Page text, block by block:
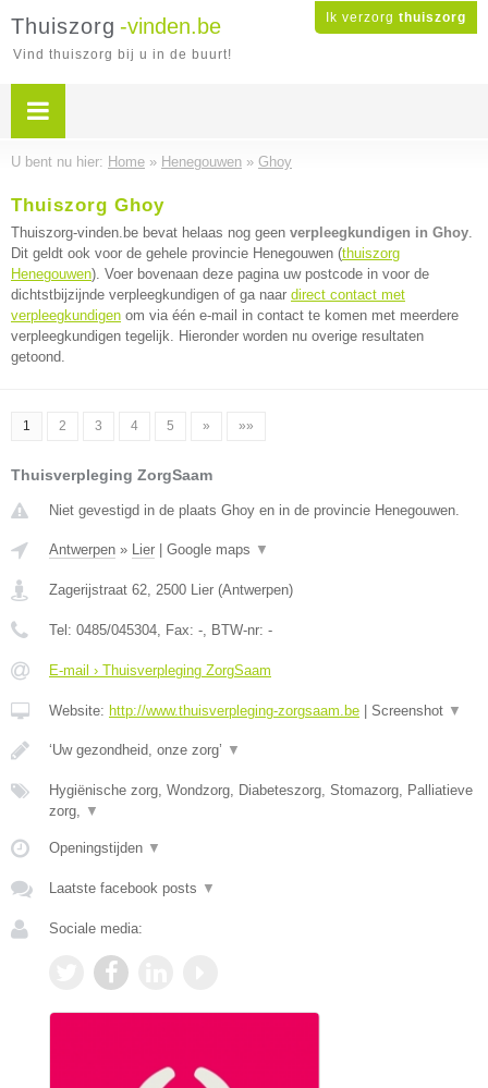
Ik verzorg thuiszorg
Thuiszorg -vinden.be
Vind thuiszorg bij u in de buurt!
U bent nu hier: Home » Henegouwen » Ghoy
Thuiszorg Ghoy
Thuiszorg-vinden.be bevat helaas nog geen verpleegkundigen in Ghoy.
Dit geldt ook voor de gehele provincie Henegouwen (thuiszorg
Henegouwen). Voer bovenaan deze pagina uw postcode in voor de
dichtstbijzijnde verpleegkundigen of ga naar direct contact met
verpleegkundigen om via één e-mail in contact te komen met meerdere
verpleegkundigen tegelijk. Hieronder worden nu overige resultaten
getoond.
1 2 3 4 5 » »»
Thuisverpleging ZorgSaam
Niet gevestigd in de plaats Ghoy en in de provincie Henegouwen.
Antwerpen » Lier Google maps ▼
Zagerijstraat 62, 2500 Lier (Antwerpen)
Tel: 0485/045304, Fax: -, BTW-nr: -
E-mail › Thuisverpleging ZorgSaam
Website: http://www.thuisverpleging-zorgsaam.be Screenshot ▼
‘Uw gezondheid, onze zorg’ ▼
Hygiënische zorg, Wondzorg, Diabeteszorg, Stomazorg, Palliatieve
zorg, ▼
Openingstijden ▼
Laatste facebook posts ▼
Sociale media: